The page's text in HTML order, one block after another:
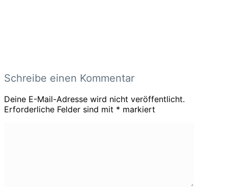
Schreibe einen Kommentar
Deine E-Mail-Adresse wird nicht veröffentlicht.
Erforderliche Felder sind mit * markiert